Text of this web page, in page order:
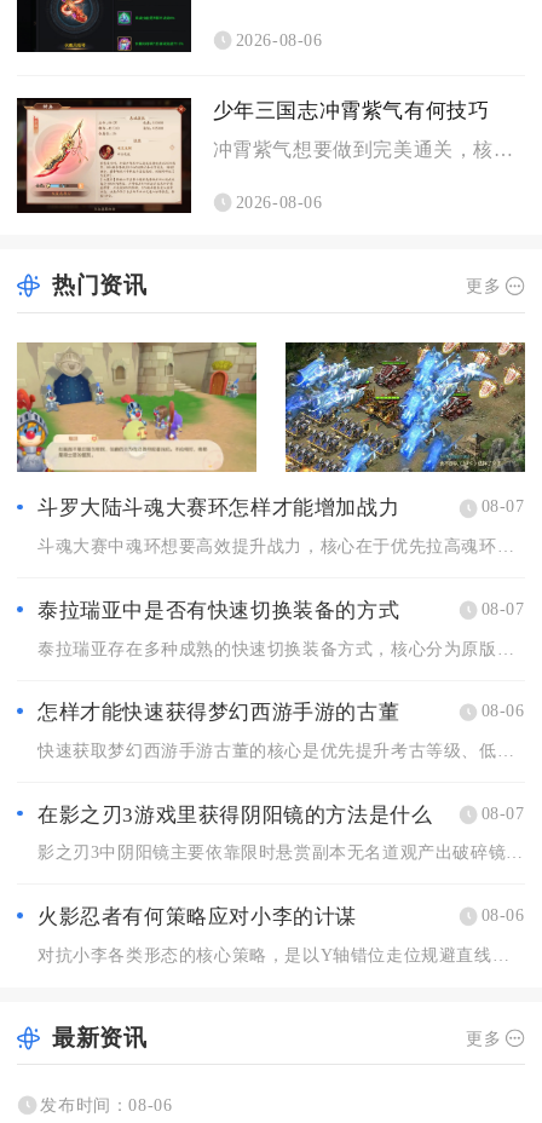
2026-08-06
少年三国志冲霄紫气有何技巧
冲霄紫气想要做到完美通关，核心技巧就是严格遵循拆帐篷、破机关...
2026-08-06
热门资讯 更多
斗罗大陆斗魂大赛环怎样才能增加战力 08-07
斗魂大赛中魂环想要高效提升战力，核心在于优先拉高魂环基础年限...
泰拉瑞亚中是否有快速切换装备的方式 08-07
怎样才能快速获得梦幻西游手游的古董 08-06
在影之刃3游戏里获得阴阳镜的方法是什么 08-07
影之刃3中阴阳镜主要依靠限时悬赏副本无名道观产出破碎镜华碎片...
火影忍者有何策略应对小李的计谋 08-06
最新资讯 更多
发布时间：08-06